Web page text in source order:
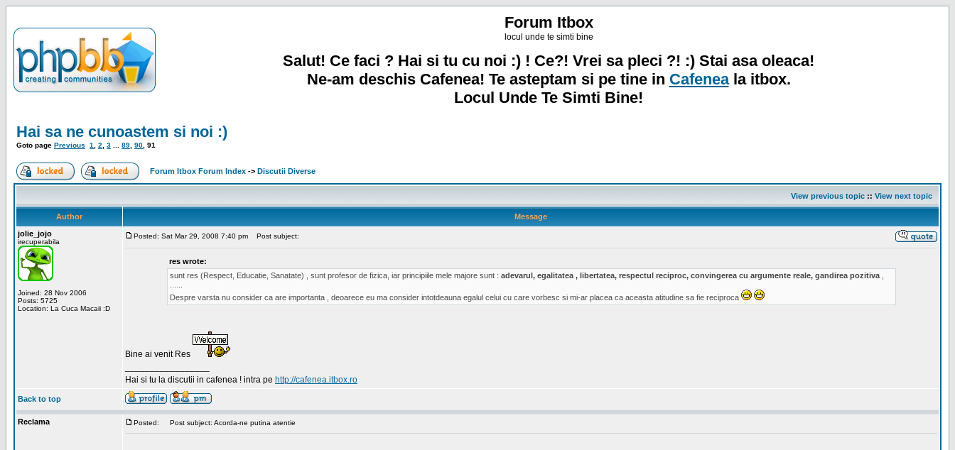
Forum Itbox
locul unde te simti bine
Salut! Ce faci ? Hai si tu cu noi :) ! Ce?! Vrei sa pleci ?! :) Stai asa oleaca!
Ne-am deschis Cafenea! Te asteptam si pe tine in Cafeneala itbox.
Locul Unde Te Simti Bine!
Hai sa ne cunoastem si noi :)
Goto page Previous 1 2 3 89 90 91
Forum Itbox Forum Index -> Discutii Diverse
View previous topic :: View next topic
Author
Message
jolie_jojo
irecuperabila
Joined: 28 Nov 2006
Posts: 5725
Location: La Cuca Macaii :D
Posted: Sat Mar 29, 2008 7:40 pm Post subject:
res wrote:
sunt res (Respect, Educatie, Sanatate) , sunt profesor de fizica, iar principiile mele majore sunt : adevarul, egalitatea , libertatea, respectul reciproc, convingerea cu argumente reale, gandirea pozitiva
Despre varsta nu consider ca are importanta , deoarece eu ma consider intotdeauna egalul celui cu care vorbesc si mi-ar placea ca aceasta atitudine sa fie reciproca
Bine ai venit Res
Hai si tu la discutii in cafenea ! intra pe http://cafenea.itbox.ro
Back to top
Reclama Posted: Post subject: Acorda-ne putina atentie